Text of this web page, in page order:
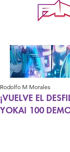
¡VUELVE EL
YOKAI 100
Rodolfo M Morales